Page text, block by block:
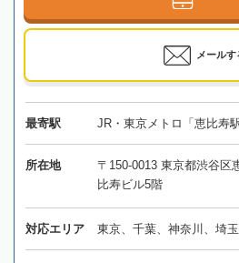
メールす
最寄駅 JR・東京メトロ「恵比寿
所在地
〒150-0013 東京都渋谷区
比寿ビル5階
対応エリア 東京、千葉、神奈川、埼玉